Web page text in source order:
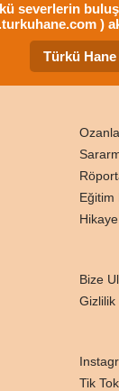
severlerin
)
Türkü Hane
Eğitim
Bize
Gizlilik
Tik Tok